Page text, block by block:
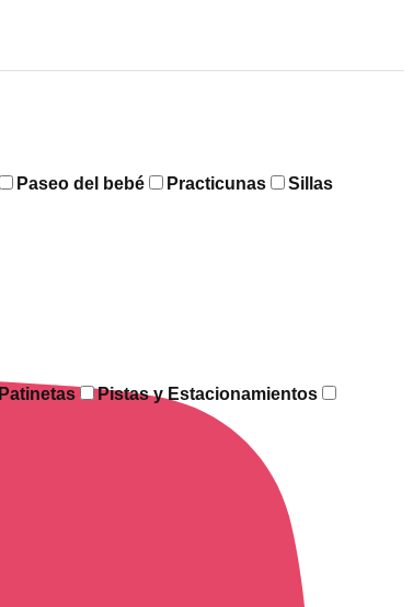
Paseo del bebé Practicunas
Sillas
Patinetas
Pistas y Estacionamientos